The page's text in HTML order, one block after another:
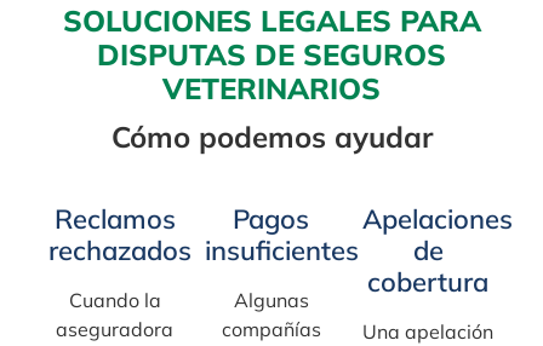
SOLUCIONES LEGALES PARA
DISPUTAS DE SEGUROS
VETERINARIOS
Cómo podemos ayudar
Reclamos
rechazados
Cuando la
aseguradora
Pagos
insuficientes
Algunas
compañías
Apelaciones
de
cobertura
Una apelación